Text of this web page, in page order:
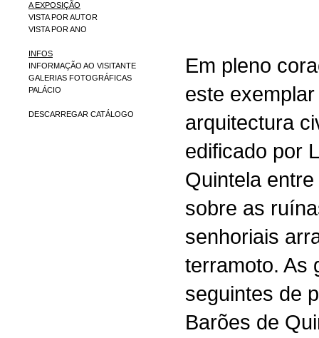
A EXPOSIÇÃO
VISTA POR AUTOR
VISTA POR ANO
INFOS
INFORMAÇÃO AO VISITANTE
GALERIAS FOTOGRÁFICAS
PALÁCIO
DESCARREGAR CATÁLOGO
Em pleno
este
arquitectura
edificado por
Quintela
sobre as
senhoriais
terramoto. As
seguintes de
Barões de